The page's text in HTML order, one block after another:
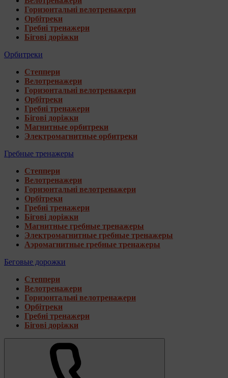
Горизонтальні велотренажери
Орбітреки
Гребні тренажери
Бігові доріжки
Орбитреки
Степпери
Велотренажери
Горизонтальні велотренажери
Орбітреки
Гребні тренажери
Бігові доріжки
Магнитные орбитреки
Электромагнитные орбитреки
Гребные тренажеры
Степпери
Велотренажери
Горизонтальні велотренажери
Орбітреки
Гребні тренажери
Бігові доріжки
Магнитные гребные тренажеры
Электромагнитные гребные тренажеры
Аэромагнитные гребные тренажеры
Беговые дорожки
Степпери
Велотренажери
Горизонтальні велотренажери
Орбітреки
Гребні тренажери
Бігові доріжки